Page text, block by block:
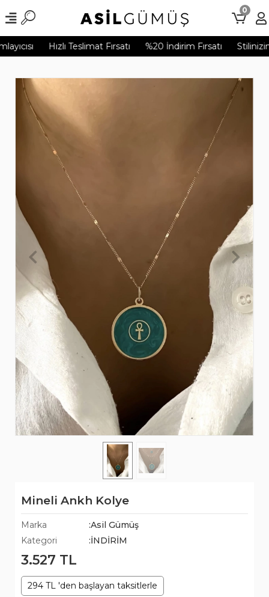
Hızlı Teslimat Fırsatı %20 İndirim Fırsatı
0
Mineli Ankh Kolye
Marka
:Asil Gümüş
Kategori
:İNDİRİM
3.527 TL
294 TL 'den başlayan taksitlerle